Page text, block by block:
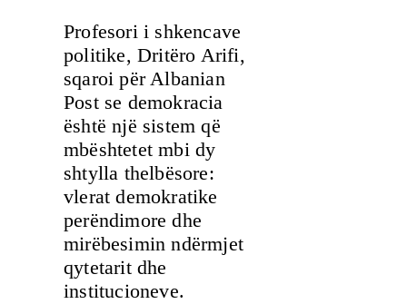
Profesori i shkencave
politike, Dritëro Arifi,
sqaroi për Albanian
Post se demokracia
është një sistem që
mbështetet mbi dy
shtylla thelbësore:
vlerat demokratike
perëndimore dhe
mirëbesimin ndërmjet
qytetarit dhe
institucioneve.